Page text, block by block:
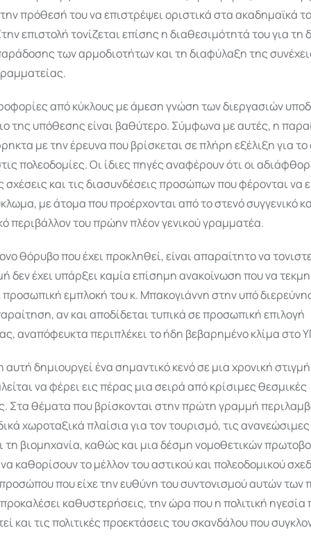
πρόθεσή του να επιστρέψει οριστικά στα ακαδημαϊκά
επιστολή τονίζεται επίσης η διαθεσιμότητά του για τη
των αρμοδιοτήτων και τη διαφύλαξη της
από κύκλους με άμεση γνώση των διεργασιών
της υπόθεσης είναι βαθύτερο. Σύμφωνα με αυτές, η
με την έρευνα που βρίσκεται σε πλήρη εξέλιξη για το
πολεοδομίες. Οι ίδιες πηγές αναφέρουν ότι οι
σχέσεις και τις διασυνδέσεις προσώπων που φέρονται να
με άτομα που προέρχονται από το στενό συγγενικό
περιβάλλον του πρώην πλέον γενικού γραμματέα.
θόρυβο που έχει προκληθεί, είναι απαραίτητο να
δεν έχει υπάρξει καμία επίσημη ανακοίνωση που να
εμπλοκή του κ. Μπακογιάννη στην υπό
αν και αποδίδεται τυπικά σε προσωπική επιλογή
αναπόφευκτα περιπλέκει το ήδη βεβαρημένο κλίμα στο
δημιουργεί ένα σημαντικό κενό σε μια χρονική
να φέρει εις πέρας μια σειρά από κρίσιμες θεσμικές
Στα θέματα που βρίσκονται στην πρώτη γραμμή
χωροταξικά πλαίσια για τον τουρισμό, τις
τη βιομηχανία, καθώς και μια δέσμη νομοθετικών
καθορίσουν το μέλλον του αστικού και πολεοδομικού
που είχε την ευθύνη του συντονισμού αυτών των
προκαλέσει καθυστερήσεις, την ώρα που η πολιτική
και τις πολιτικές προεκτάσεις του σκανδάλου που